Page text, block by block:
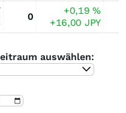
0
+0,19%
+16,00 JPY
auswählen: